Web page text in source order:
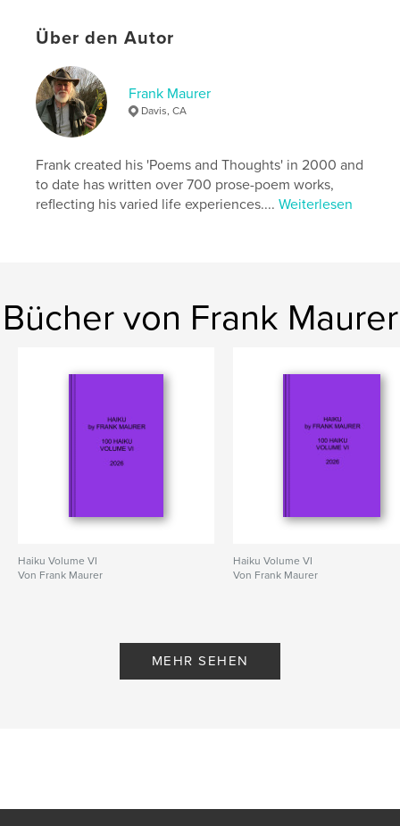
Schlüsselwörter
autobiography. , and ,
Über den Autor
Frank Maurer
Davis, CA
Frank created his 'Poems and Thoughts' in 2000 and
to date has written over 700 prose-poem works,
reflecting his varied life experiences....Weiterlesen
Bücher von Frank Maurer
Haiku Volume VI
Von Frank Maurer
Haiku Volume VI
Von Frank Maurer
MEHR SEHEN